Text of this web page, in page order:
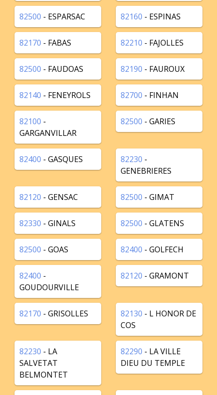
82500 - ESPARSAC 82160 - ESPINAS
82170 - FABAS 82210 - FAJOLLES
82500 - FAUDOAS 82190 - FAUROUX
82140 - FENEYROLS 82700 - FINHAN
82100 -
GARGANVILLAR
82500 - GARIES
82400 - GASQUES 82230 -
GENEBRIERES
82120 - GENSAC 82500 - GIMAT
82330 - GINALS 82500 - GLATENS
82500 - GOAS 82400 - GOLFECH
82400 -
GOUDOURVILLE
82120 - GRAMONT
82170 - GRISOLLES 82130 - L HONOR DE
COS
82230 - LA
SALVETAT
BELMONTET
82290 - LA VILLE
DIEU DU TEMPLE